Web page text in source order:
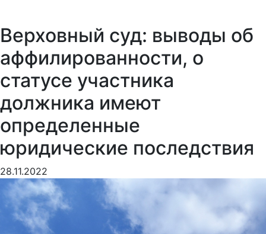
Верховный суд: выводы об
аффилированности, о
статусе участника
должника имеют
определенные
юридические последствия
28.11.2022